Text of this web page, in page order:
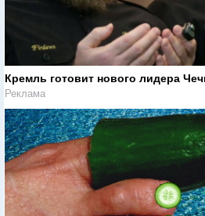
Кремль готовит нового лидера
Реклама